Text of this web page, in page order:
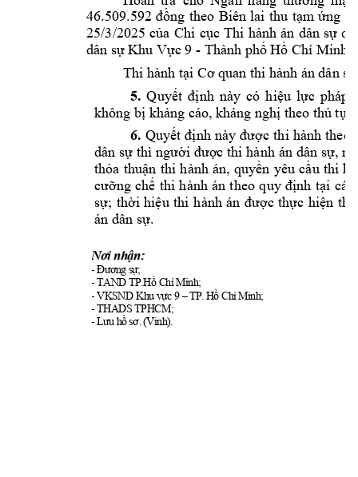
46.509.592 đồng theo Biên lai thu tạm ứng
25/3/2025 của Chi cục Thi hành án dân sự
dân sự Khu Vực 9 - Thành phố Hồ Chí Minh.
Thi hành tại Cơ quan thi hành án dân
5. Quyết định này có hiệu lực pháp
không bị kháng cáo, kháng nghị theo thủ tục
6. Quyết định này được thi hành theo
dân sự thì người được thi hành án dân sự,
thỏa thuận thi hành án, quyền yêu cầu thi
cưỡng chế thi hành án theo quy định tại các
sự; thời hiệu thi hành án được thực hiện
án dân sự.
Nơi nhận:
-Đươngsự;
-TAND TP.HồChíMinh;
-VKSND Khu vực9–TP. HồChíMinh;
-THADS TPHCM;
-Lưuhồsơ.(Vinh).